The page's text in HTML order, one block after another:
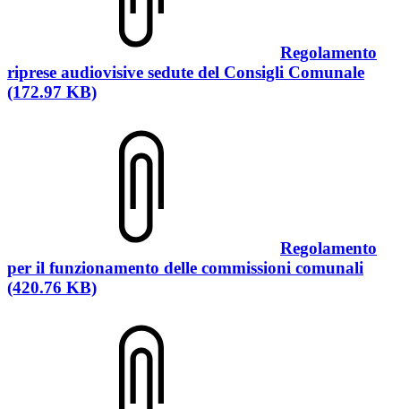
Regolamento
riprese audiovisive sedute del Consigli Comunale
(172.97 KB)
Regolamento
per il funzionamento delle commissioni comunali
(420.76 KB)